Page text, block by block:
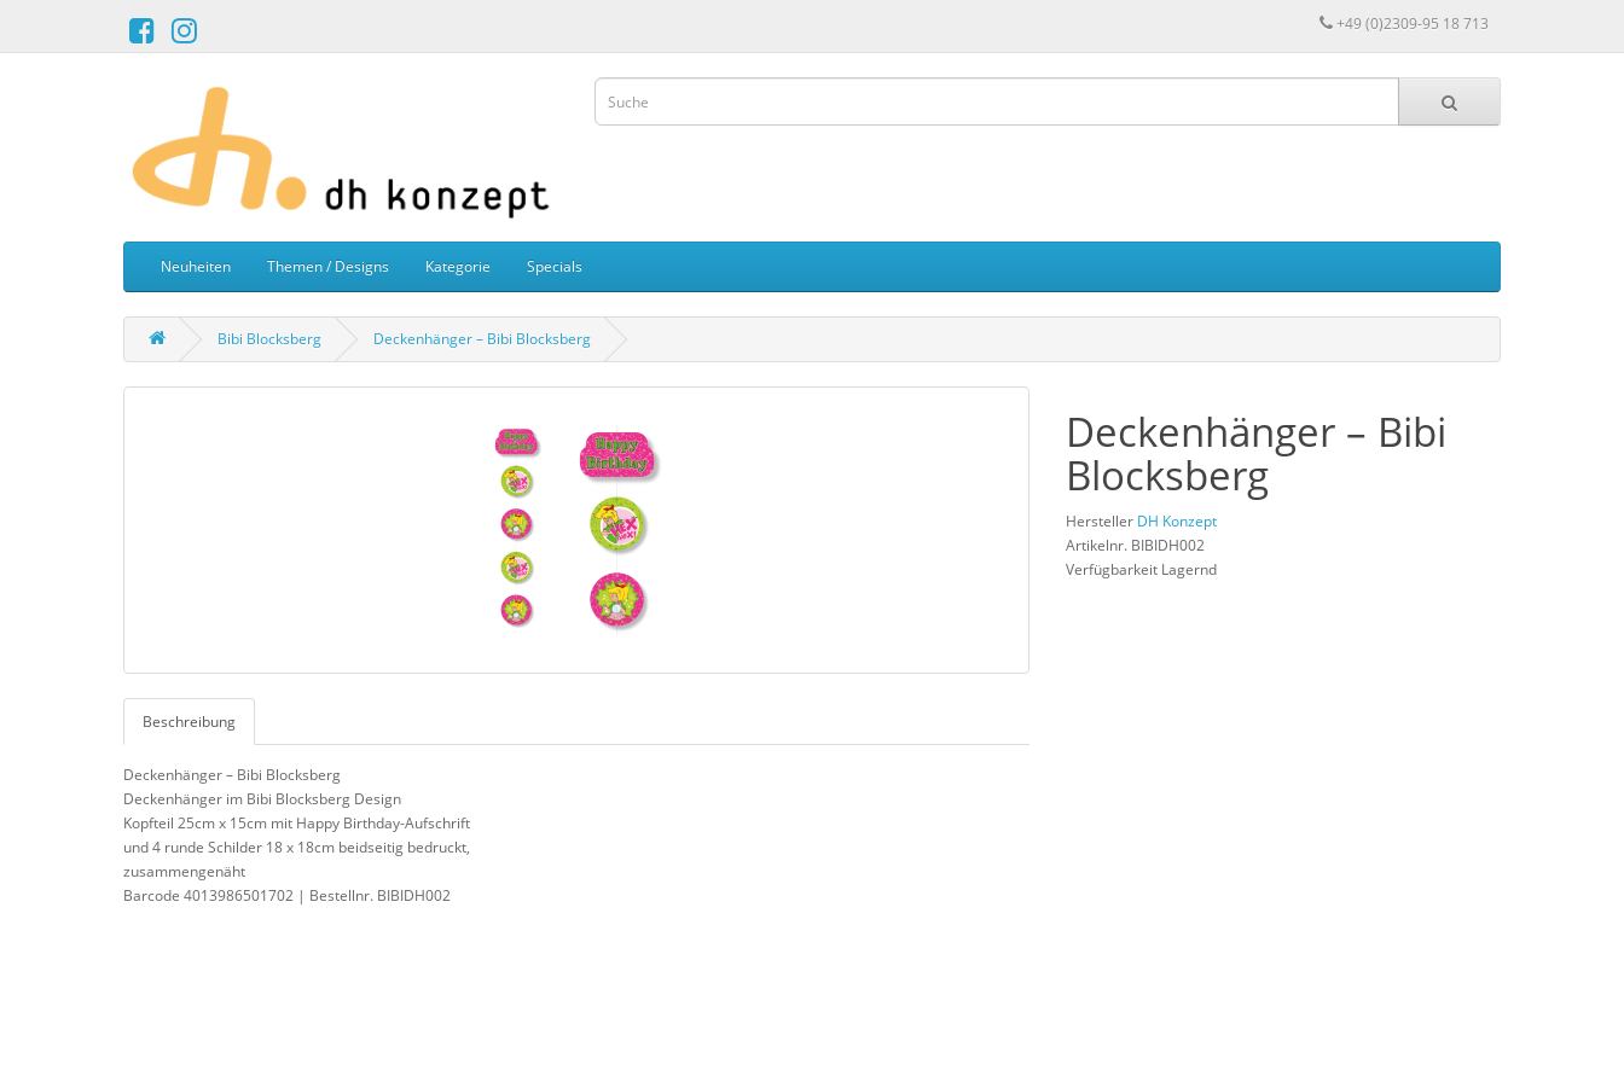
+49 (0)2309-95 18 713
Neuheiten Themen / Designs Kategorie Specials
Bibi Blocksberg Deckenhänger – Bibi Blocksberg
Beschreibung
Deckenhänger – Bibi Blocksberg
Deckenhänger im Bibi Blocksberg Design
Kopfteil 25cm x 15cm mit Happy Birthday-Aufschrift
und 4 runde Schilder 18 x 18cm beidseitig bedruckt,
zusammengenäht
Barcode 4013986501702 | Bestellnr. BIBIDH002
Deckenhänger – Bibi
Blocksberg
Hersteller DH Konzept
Artikelnr. BIBIDH002
Verfügbarkeit Lagernd